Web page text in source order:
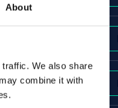
About
We also share
combine it with
I lager: 0.47 kg